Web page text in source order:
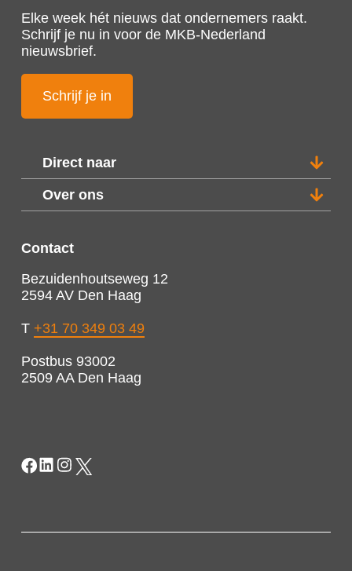
Elke week hét nieuws dat ondernemers raakt.
Schrijf je nu in voor de MKB-Nederland
nieuwsbrief.
Schrijf je in
Direct naar
Over ons
Contact
Bezuidenhoutseweg 12
2594 AV Den Haag
T +31 70 349 03 49
Postbus 93002
2509 AA Den Haag